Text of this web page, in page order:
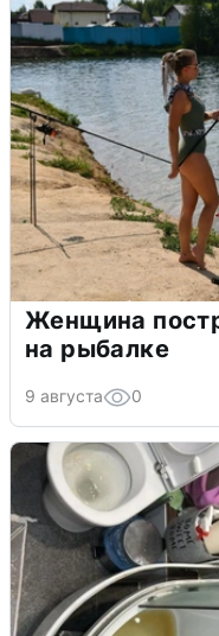
Женщина
на рыбалке
9 августа 0